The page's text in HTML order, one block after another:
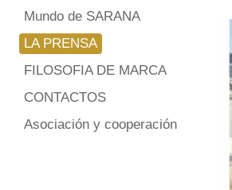
Mundo de SARANA
LA PRENSA
FILOSOFIA DE MARCA
CONTACTOS
Asociación y cooperación